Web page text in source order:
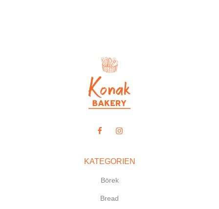
KATEGORIEN
Börek
Bread